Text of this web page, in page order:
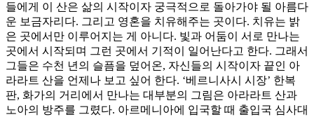
들에게 이 산은 삶의 시작이자 궁극적으로 돌아가야 될 아름다
운 보금자리다. 그리고 영혼을 치유해주는 곳이다. 치유는 밝
은 곳에서만 이루어지는 게 아니다. 빛과 어둠이 서로 만나는
곳에서 시작되며 그런 곳에서 기적이 일어난다고 한다. 그래서
그들은 수천 년의 슬픔을 덮어온, 자신들의 시작이자 끝인 아
라라트 산을 언제나 보고 싶어 한다. ‘베르니사시 시장’ 한복
판, 화가의 거리에서 만나는 대부분의 그림은 아라라트 산과
노아의 방주를 그렸다. 아르메니아에 입국할 때 출입국 심사대